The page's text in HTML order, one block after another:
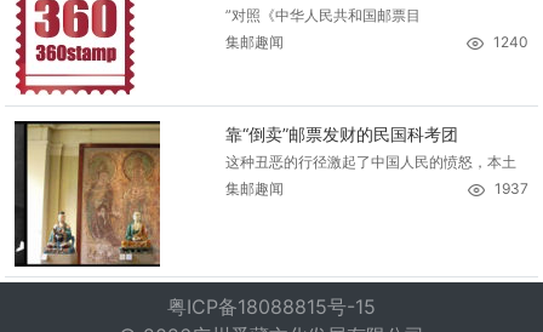
”对照《中华人民共和国邮票目
集邮趣闻
1240
靠“倒卖”邮票发财的民国科考团
这种丑恶的行径激起了中国人民的愤怒，本土
集邮趣闻
1937
粤ICP备18088815号-15